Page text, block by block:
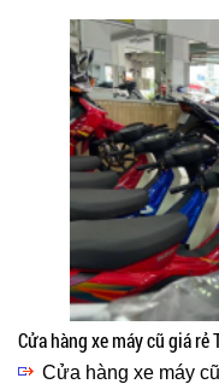
Cửa hàng xe máy cũ giá rẻ
Cửa hàng xe máy